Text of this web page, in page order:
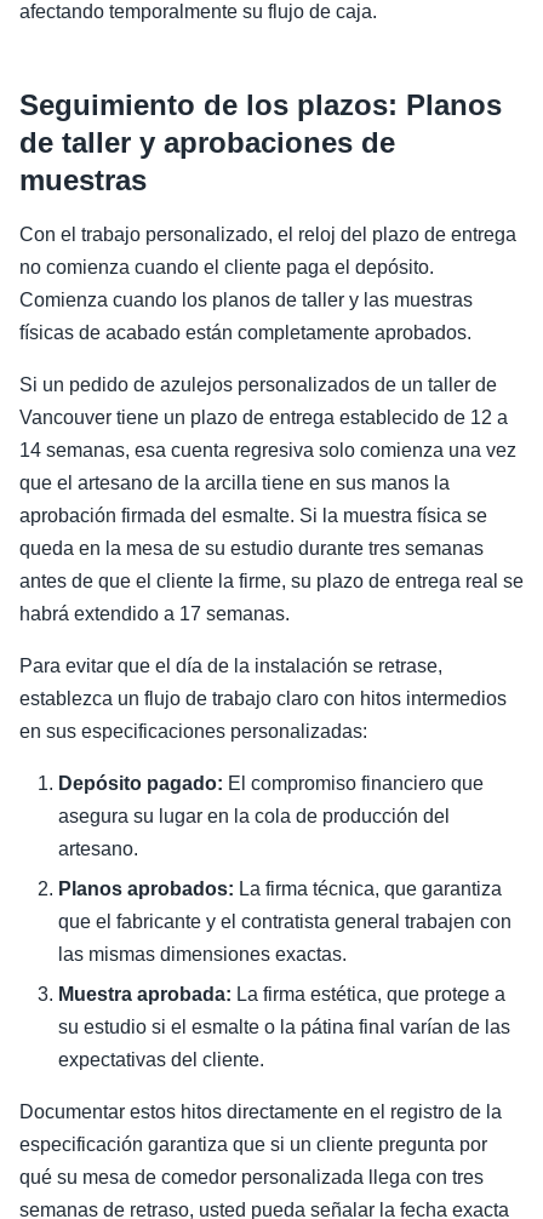
afectando temporalmente su flujo de caja.
Seguimiento de los plazos: Planos
de taller y aprobaciones de
muestras
Con el trabajo personalizado, el reloj del plazo de entrega
no comienza cuando el cliente paga el depósito.
Comienza cuando los planos de taller y las muestras
físicas de acabado están completamente aprobados.
Si un pedido de azulejos personalizados de un taller de
Vancouver tiene un plazo de entrega establecido de 12 a
14 semanas, esa cuenta regresiva solo comienza una vez
que el artesano de la arcilla tiene en sus manos la
aprobación firmada del esmalte. Si la muestra física se
queda en la mesa de su estudio durante tres semanas
antes de que el cliente la firme, su plazo de entrega real se
habrá extendido a 17 semanas.
Para evitar que el día de la instalación se retrase,
establezca un flujo de trabajo claro con hitos intermedios
en sus especificaciones personalizadas:
Depósito pagado: El compromiso financiero que
asegura su lugar en la cola de producción del
artesano.
Planos aprobados: La firma técnica, que garantiza
que el fabricante y el contratista general trabajen con
las mismas dimensiones exactas.
Muestra aprobada: La firma estética, que protege a
su estudio si el esmalte o la pátina final varían de las
expectativas del cliente.
Documentar estos hitos directamente en el registro de la
especificación garantiza que si un cliente pregunta por
qué su mesa de comedor personalizada llega con tres
semanas de retraso, usted pueda señalar la fecha exacta